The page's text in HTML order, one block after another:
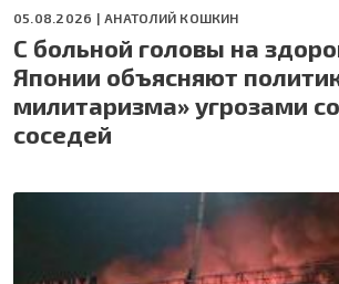
05.08.2026 | АНАТОЛИЙ КОШКИН
С больной головы на
Японии объясняют
милитаризма» угрозами
соседей